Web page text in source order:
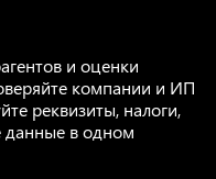
и оценки
компании и ИП
реквизиты, налоги,
данные в одном